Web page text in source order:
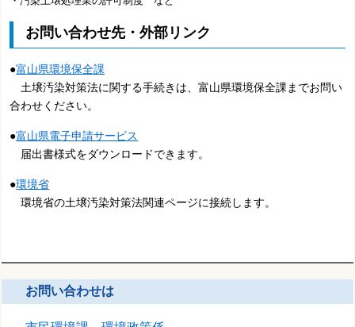
お問い合わせ先・外部リンク
●富山県環境保全課
土壌汚染対策法に関する手続きは、富山県環境保全課までお問い
合わせください。
●富山県電子申請サービス
届出書様式をダウンロードできます。
●環境省
環境省の土壌汚染対策法関連ページに接続します。
お問い合わせは